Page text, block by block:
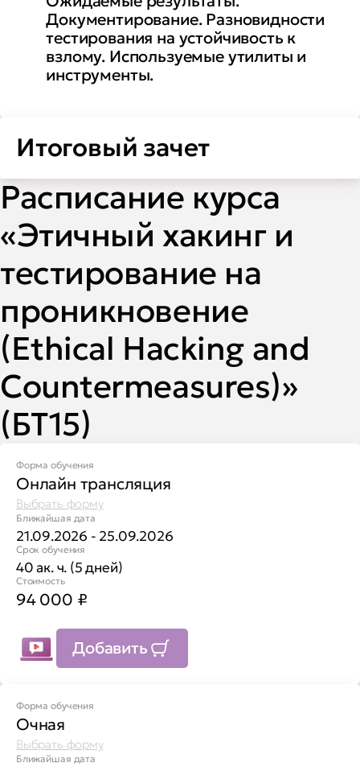
Документирование. Разновидности
тестирования на устойчивость к
взлому. Используемые утилиты и
инструменты.
Итоговый зачет
Расписание курса
«Этичный хакинг и
тестирование на
проникновение
(Ethical Hacking and
Countermeasures)»
(БТ15)
Форма обучения
Онлайн трансляция
Выбрать форму
Ближайшая дата
21.09.2026 - 25.09.2026
Срок обучения
40 ак. ч. (5 дней)
Стоимость
94 000 ₽
Добавить
Форма обучения
Очная
Выбрать форму
Ближайшая дата